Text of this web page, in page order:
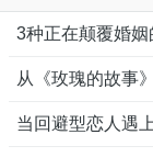
3种正在颠覆婚
从《玫瑰的故事
当回避型恋人遇